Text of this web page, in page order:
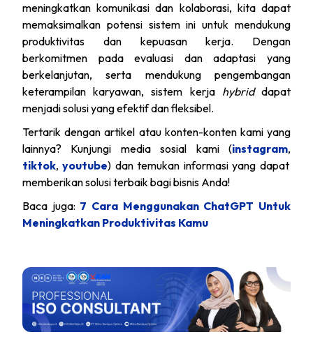
meningkatkan komunikasi dan kolaborasi, kita dapat
memaksimalkan potensi sistem ini untuk mendukung
produktivitas dan kepuasan kerja. Dengan
berkomitmen pada evaluasi dan adaptasi yang
berkelanjutan, serta mendukung pengembangan
keterampilan karyawan, sistem kerja hybriddapat
menjadi solusi yang efektif dan fleksibel.
Tertarik dengan artikel atau konten-konten kami yang
lainnya? Kunjungi media sosial kami (instagram,
tiktok, youtube) dan temukan informasi yang dapat
memberikan solusi terbaik bagi bisnis Anda!
Baca juga: 7 Cara Menggunakan ChatGPT Untuk
Meningkatkan Produktivitas Kamu